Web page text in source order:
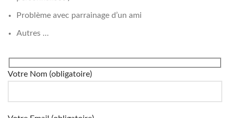
Problème avec parrainage d’un ami
Autres …
Votre Nom (obligatoire)